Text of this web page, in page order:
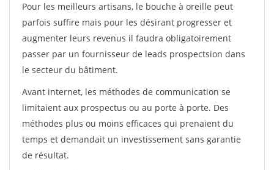
Pour les meilleurs artisans, le bouche à oreille peut
parfois suffire mais pour les désirant progresser et
augmenter leurs revenus il faudra obligatoirement
passer par un fournisseur de leads prospectsion dans
le secteur du bâtiment.
Avant internet, les méthodes de communication se
limitaient aux prospectus ou au porte à porte. Des
méthodes plus ou moins efficaces qui prenaient du
temps et demandait un investissement sans garantie
de résultat.